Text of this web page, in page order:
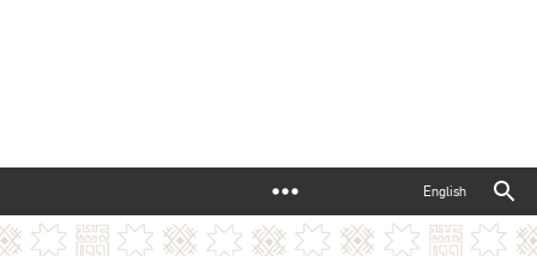
English